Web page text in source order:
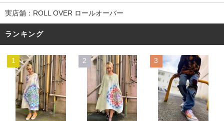
実店舗：ROLL OVER ロールオーバー
ランキング
1 2 3